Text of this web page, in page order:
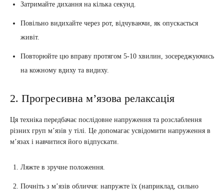
Затримайте дихання на кілька секунд.
Повільно видихайте через рот, відчуваючи, як опускається
живіт.
Повторюйте цю вправу протягом 5-10 хвилин, зосереджуючись
на кожному вдиху та видиху.
2. Прогресивна м’язова релаксація
Ця техніка передбачає послідовне напруження та розслаблення
різних груп м’язів у тілі. Це допомагає усвідомити напруження в
м’язах і навчитися його відпускати.
Ляжте в зручне положення.
Почніть з м’язів обличчя: напружте їх (наприклад, сильно